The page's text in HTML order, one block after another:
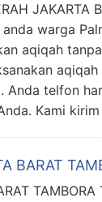
JAKARTA
warga
aqiqah
Anda telfon
Kami
BARAT
TAMBORA